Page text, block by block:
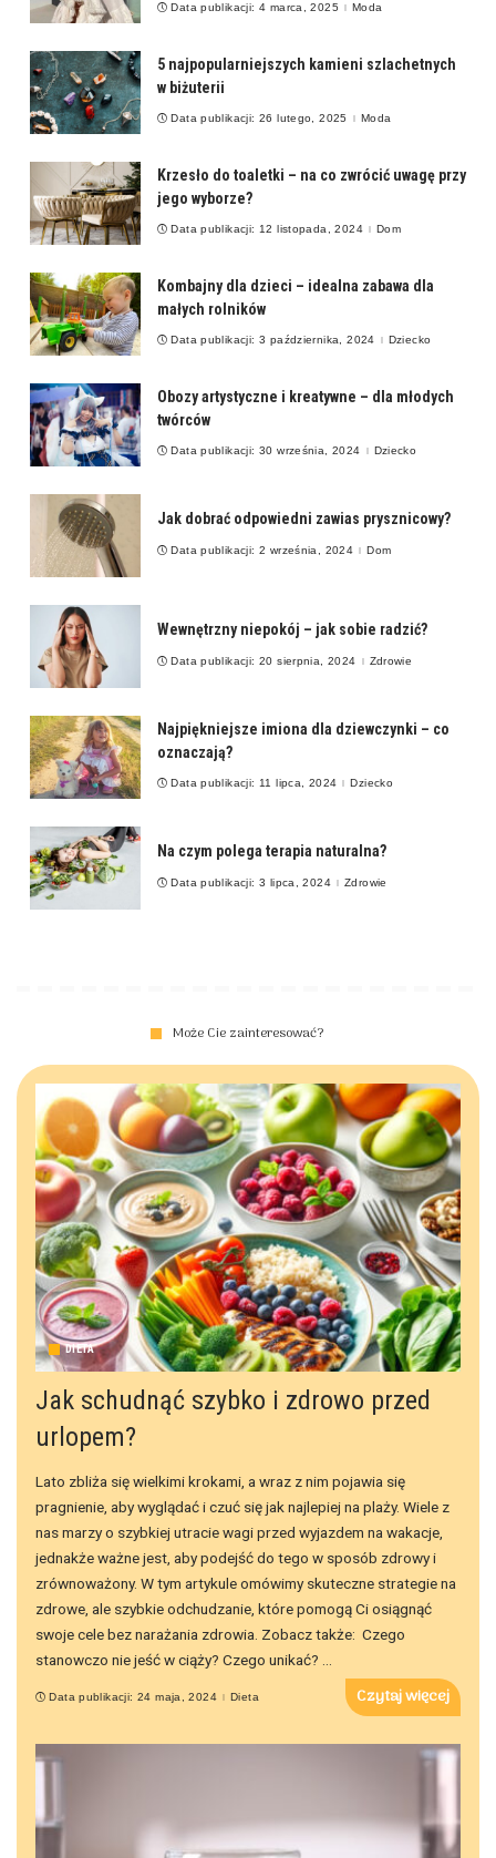
Data publikacji: 4 marca, 2025 Moda
5 najpopularniejszych kamieni szlachetnych
w biżuterii
Data publikacji: 26 lutego, 2025 Moda
Krzesło do toaletki – na co zwrócić uwagę przy
jego wyborze?
Data publikacji: 12 listopada, 2024 Dom
Kombajny dla dzieci – idealna zabawa dla
małych rolników
Data publikacji: 3 października, 2024 Dziecko
Obozy artystyczne i kreatywne – dla młodych
twórców
Data publikacji: 30 września, 2024 Dziecko
Jak dobrać odpowiedni zawias prysznicowy?
Data publikacji: 2 września, 2024 Dom
Wewnętrzny niepokój – jak sobie radzić?
Data publikacji: 20 sierpnia, 2024 Zdrowie
Najpiękniejsze imiona dla dziewczynki – co
oznaczają?
Data publikacji: 11 lipca, 2024 Dziecko
Na czym polega terapia naturalna?
Data publikacji: 3 lipca, 2024 Zdrowie
Może Cie zainteresować?
DIETA
Jak schudnąć szybko i zdrowo przed
urlopem?
Lato zbliża się wielkimi krokami, a wraz z nim pojawia się
pragnienie, aby wyglądać i czuć się jak najlepiej na plaży. Wiele z
nas marzy o szybkiej utracie wagi przed wyjazdem na wakacje,
jednakże ważne jest, aby podejść do tego w sposób zdrowy i
zrównoważony. W tym artykule omówimy skuteczne strategie na
zdrowe, ale szybkie odchudzanie, które pomogą Ci osiągnąć
swoje cele bez narażania zdrowia. Zobacz także: Czego
stanowczo nie jeść w ciąży? Czego unikać?
Data publikacji: 24 maja, 2024 Dieta Czytaj więcej